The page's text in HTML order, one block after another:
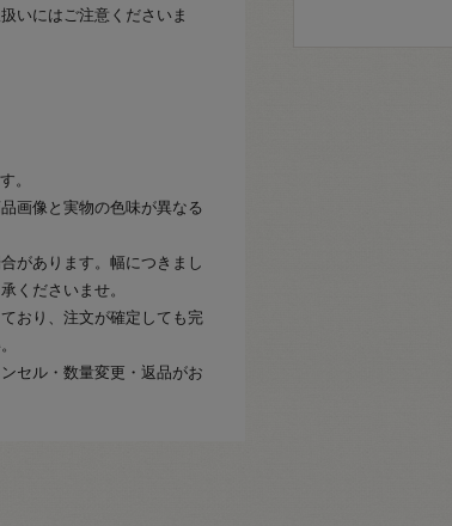
いにはご注意くださいま
。
画像と実物の色味が異なる
があります。幅につきまし
くださいませ。
おり、注文が確定しても完
セル・数量変更・返品がお